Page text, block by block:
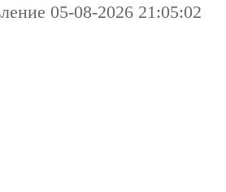
05-08-2026 21:05:02